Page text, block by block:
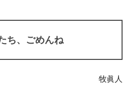
ち、ごめんね
牧眞人